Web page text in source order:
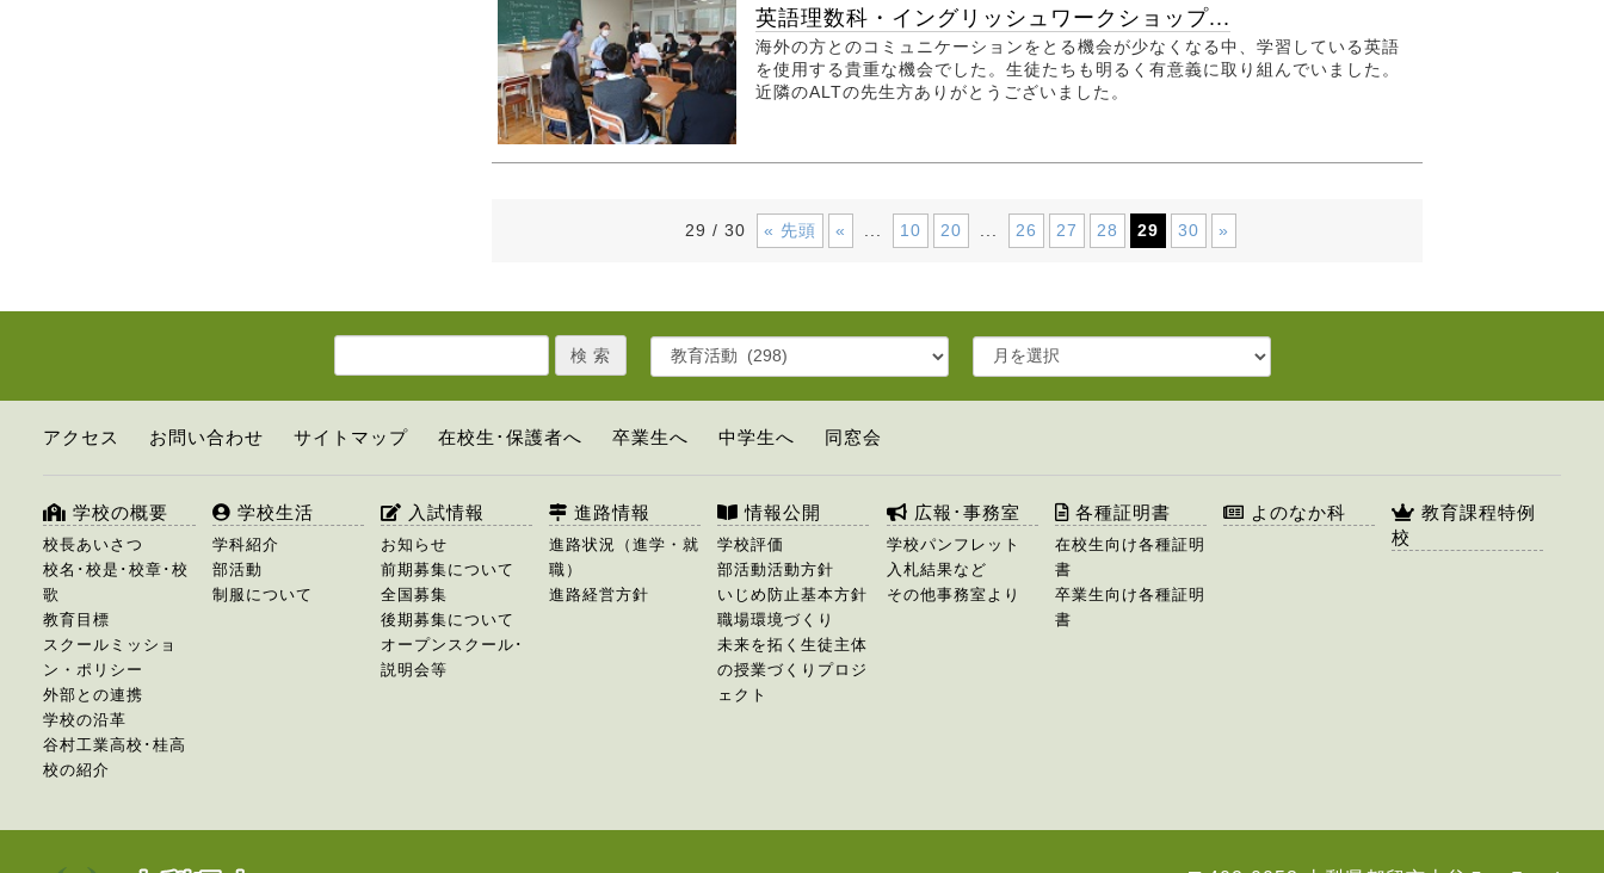
英語理数科・イングリッシュワークショップ...
海外の方とのコミュニケーションをとる機会が少なくなる中、学習している英語
を使用する貴重な機会でした。生徒たちも明るく有意義に取り組んでいました。
近隣のALTの先生方ありがとうございました。
29 / 30 « 先頭 « 10 20 26 27 28 29 30 »
アクセス お問い合わせ サイトマップ 在校生･保護者へ 卒業生へ 中学生へ 同窓会
学校の概要
校長あいさつ
校名･校是･校章･校
歌
教育目標
スクールミッショ
ン・ポリシー
外部との連携
学校の沿革
谷村工業高校･桂高
校の紹介
学校生活
学科紹介
部活動
制服について
入試情報
お知らせ
前期募集について
全国募集
後期募集について
オープンスクール･
説明会等
進路情報
進路状況（進学・就
職）
進路経営方針
情報公開
学校評価
部活動活動方針
いじめ防止基本方針
職場環境づくり
未来を拓く生徒主体
の授業づくりプロジ
ェクト
広報･事務室
学校パンフレット
入札結果など
その他事務室より
各種証明書
在校生向け各種証明
書
卒業生向け各種証明
書
よのなか科
教育課程特例
校